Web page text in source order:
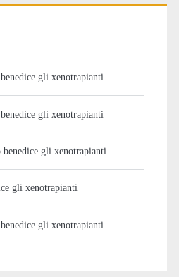
gli xenotrapianti
gli xenotrapianti
gli xenotrapianti
gli xenotrapianti
gli xenotrapianti